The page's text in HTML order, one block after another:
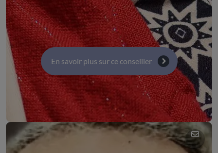
parcours professionnels
Commission 1 : Activité économiques, emploi et
innovation
En savoir plus sur ce conseiller